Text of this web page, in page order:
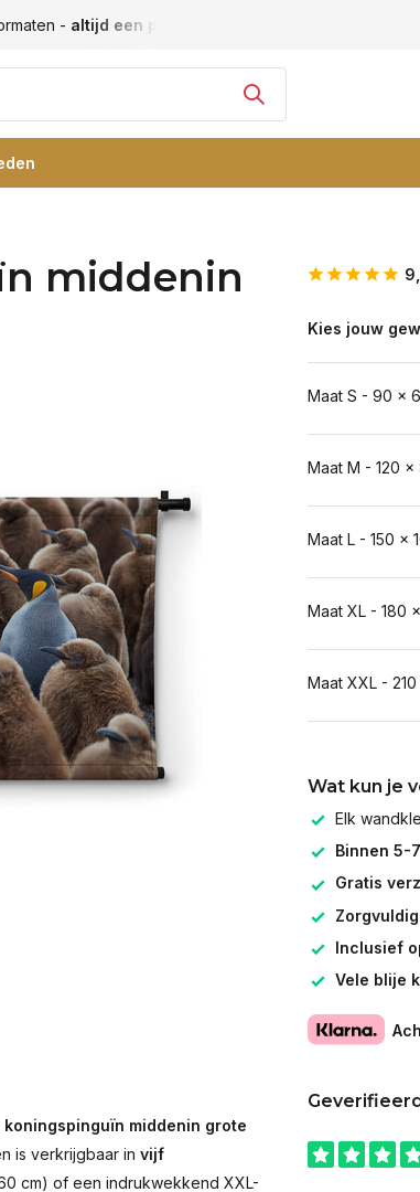
klanten -klantbeoordeling 9+
middenin
koningspinguïn middenin grote
is verkrijgbaar in vijf
cm) of een indrukwekkend XXL-
Kies jouw
Maat S - 90 x
Maat M - 120 x
Maat L - 150 x
Maat XL - 180
Maat XXL -
Wat kun je
Elk
Binnen 5-
Gratis
Inclusief
Vele blije